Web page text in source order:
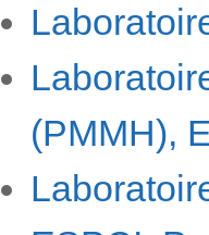
(PMMH),